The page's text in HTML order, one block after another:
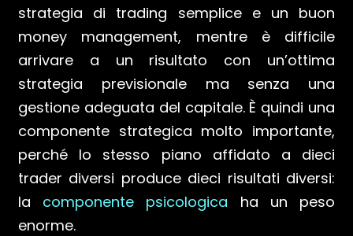
strategia di trading semplice e un buon
money management, mentre è difficile
arrivare a un risultato con un’ottima
strategia previsionale ma senza una
gestione adeguata del capitale. È quindi una
componente strategica molto importante,
perché lo stesso piano affidato a dieci
trader diversi produce dieci risultati diversi:
la componente psicologica ha un peso
enorme.